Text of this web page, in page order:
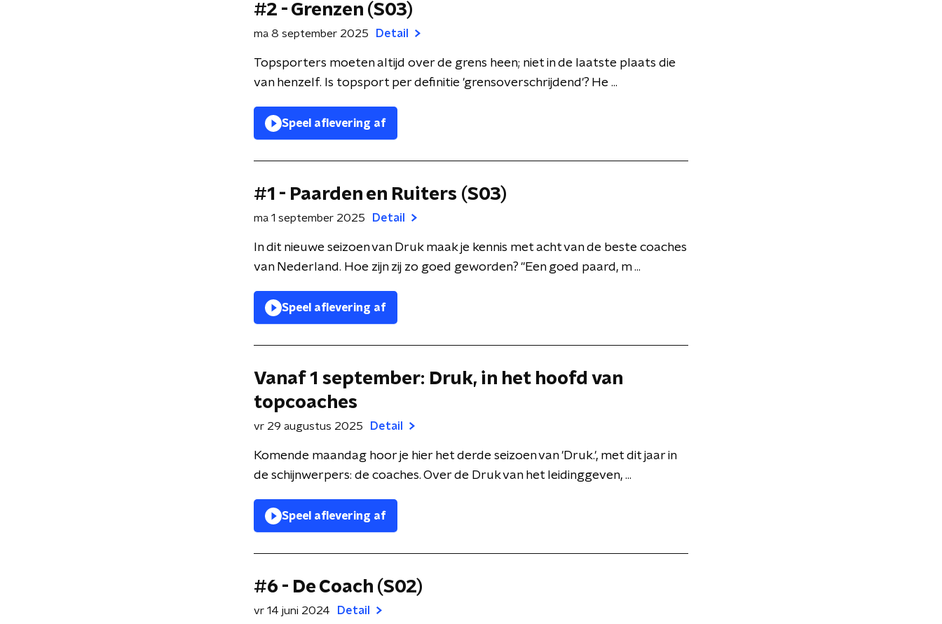
#2 - Grenzen (S03)
ma 8 september 2025 Detail
Topsporters moeten altijd over de grens heen; niet in de laatste plaats die
van henzelf. Is topsport per definitie 'grensoverschrijdend'? He ...
Speel aflevering af
#1 - Paarden en Ruiters (S03)
ma 1 september 2025 Detail
In dit nieuwe seizoen van Druk maak je kennis met acht van de beste coaches
van Nederland. Hoe zijn zij zo goed geworden? "Een goed paard, m ...
Speel aflevering af
Vanaf 1 september: Druk, in het hoofd van
topcoaches
vr 29 augustus 2025 Detail
Komende maandag hoor je hier het derde seizoen van 'Druk.', met dit jaar in
de schijnwerpers: de coaches. Over de Druk van het leidinggeven, ...
Speel aflevering af
#6 - De Coach (S02)
vr 14 juni 2024 Detail